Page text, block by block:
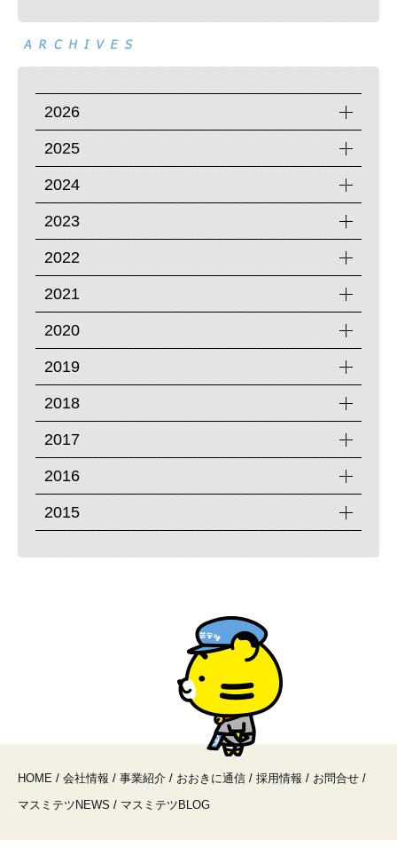
2026
2025
2024
2023
2022
2021
2020
2019
2018
2017
2016
2015
HOME / 会社情報 / 事業紹介 / おおきに通信 / 採用情報 / お問合せ /
マスミテツNEWS / マスミテツBLOG